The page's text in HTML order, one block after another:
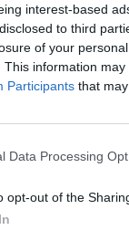
interest-based
to third
of your
This information
Participants that
Data Processing
opt-out of the
Η νέα